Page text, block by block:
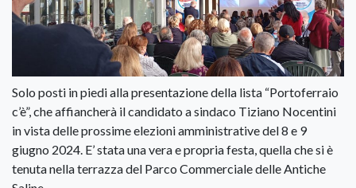
Solo posti in piedi alla presentazione della lista “Portoferraio
c’è”, che affiancherà il candidato a sindaco Tiziano Nocentini
in vista delle prossime elezioni amministrative del 8 e 9
giugno 2024. E’ stata una vera e propria festa, quella che si è
tenuta nella terrazza del Parco Commerciale delle Antiche